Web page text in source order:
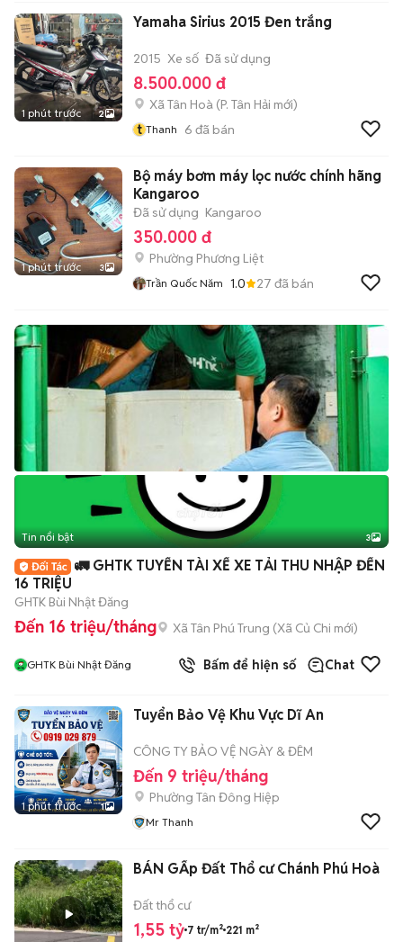
1 phút trước 2
Yamaha Sirius 2015 Đen trắng
2015 Xe số Đã sử dụng
8.500.000 đ
Xã Tân Hoà (P. Tân Hải mới)
t Thanh 6 đã bán
1 phút trước 3
Bộ máy bơm máy lọc nước chính hãng
Kangaroo
Đã sử dụng Kangaroo
350.000 đ
Phường Phương Liệt
Trần Quốc Năm 1.0 27 đã bán
Tin nổi bật 3
🚛 GHTK TUYỂN TÀI XẾ XE TẢI THU NHẬP ĐẾN
16 TRIỆU
GHTK Bùi Nhật Đăng
Đến 16 triệu/tháng Xã Tân Phú Trung (Xã Củ Chi mới)
GHTK Bùi Nhật Đăng Bấm để hiện số Chat
1 phút trước 1
Tuyển Bảo Vệ Khu Vực Dĩ An
CÔNG TY BẢO VỆ NGÀY & ĐÊM
Đến 9 triệu/tháng
Phường Tân Đông Hiệp
Mr Thanh
BÁN GẤp Đất Thổ cư Chánh Phú Hoà
Đất thổ cư
1,55 tỷ 7 tr/m² 221 m²